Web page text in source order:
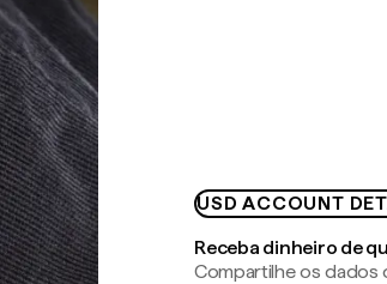
USD ACCOUNT
Receba dinheiro de
Compartilhe os dados